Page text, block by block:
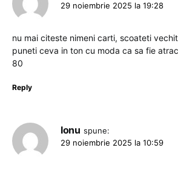
29 noiembrie 2025 la 19:28
nu mai citeste nimeni carti, scoateti
puneti ceva in ton cu moda ca sa fie
80
Reply
Ionu spune:
29 noiembrie 2025 la 10:59